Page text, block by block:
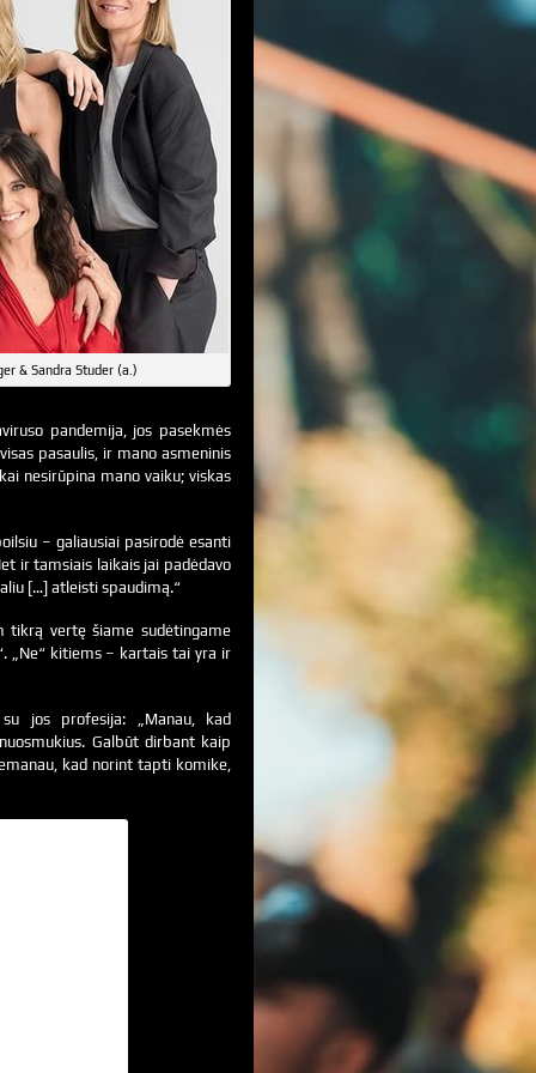
& Sandra Studer (a.)
pandemija, jos pasekmės
pasaulis, ir mano asmeninis
nesirūpina mano vaiku; viskas
– galiausiai pasirodė esanti
ir tamsiais laikais jai padėdavo
[…] atleisti spaudimą.“
vertę šiame sudėtingame
„Ne“ kitiems – kartais tai yra ir
jos profesija: „Manau, kad
Galbūt dirbant kaip
kad norint tapti komike,